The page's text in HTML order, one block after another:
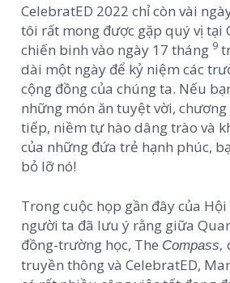
CelebratED 2022 chỉ còn vài
tôi rất mong được gặp quý vị tại
chiến binh vào ngày 17 tháng 9
dài một ngày để kỷ niệm các
cộng đồng của chúng ta. Nếu
những món ăn tuyệt vời,
tiếp, niềm tự hào dâng trào và
của những đứa trẻ hạnh phúc,
bỏ lỡ nó!
Trong cuộc họp gần đây của
người ta đã lưu ý rằng giữa
đồng-trường học, The Compass,
truyền thông và CelebratED,